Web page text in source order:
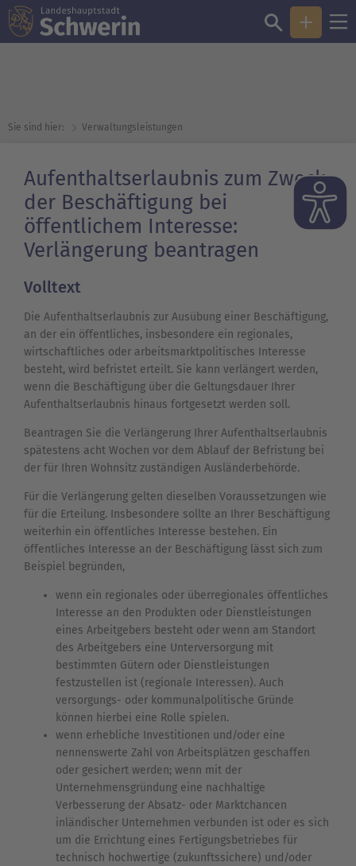
Sie sind hier: Verwaltungsleistungen
Aufenthaltserlaubnis zum Zweck
der Beschäftigung bei
öffentlichem Interesse:
Verlängerung beantragen
Volltext
Die Aufenthaltserlaubnis zur Ausübung einer Beschäftigung,
an der ein öffentliches, insbesondere ein regionales,
wirtschaftliches oder arbeitsmarktpolitisches Interesse
besteht, wird befristet erteilt. Sie kann verlängert werden,
wenn die Beschäftigung über die Geltungsdauer Ihrer
Aufenthaltserlaubnis hinaus fortgesetzt werden soll.
Beantragen Sie die Verlängerung Ihrer Aufenthaltserlaubnis
spätestens acht Wochen vor dem Ablauf der Befristung bei
der für Ihren Wohnsitz zuständigen Ausländerbehörde.
Für die Verlängerung gelten dieselben Voraussetzungen wie
für die Erteilung. Insbesondere sollte an Ihrer Beschäftigung
weiterhin ein öffentliches Interesse bestehen. Ein
öffentliches Interesse an der Beschäftigung lässt sich zum
Beispiel begründen,
wenn ein regionales oder überregionales öffentliches
Interesse an den Produkten oder Dienstleistungen
eines Arbeitgebers besteht oder wenn am Standort
des Arbeitgebers eine Unterversorgung mit
bestimmten Gütern oder Dienstleistungen
festzustellen ist (regionale Interessen). Auch
versorgungs- oder kommunalpolitische Gründe
können hierbei eine Rolle spielen.
wenn erhebliche Investitionen und/oder eine
nennenswerte Zahl von Arbeitsplätzen geschaffen
oder gesichert werden; wenn mit der
Unternehmensgründung eine nachhaltige
Verbesserung der Absatz- oder Marktchancen
inländischer Unternehmen verbunden ist oder es sich
um die Errichtung eines Fertigungsbetriebes für
technisch hochwertige (zukunftssichere) und/oder